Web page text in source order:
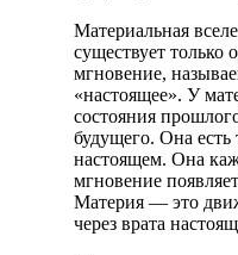
Материальная
существует только
мгновение,
«настоящее». У
состояния
будущего. Она есть
настоящем. Она
мгновение
Материя — это
через врата